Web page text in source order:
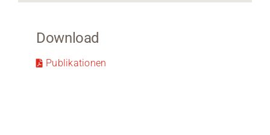
Download
Publikationen